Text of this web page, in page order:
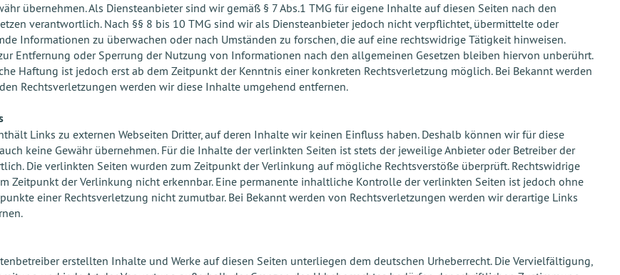
übernehmen. Als Diensteanbieter sind wir gemäß § 7 Abs.1 TMG für eigene Inhalte auf diesen Seiten nach den
verantwortlich. Nach §§ 8 bis 10 TMG sind wir als Diensteanbieter jedoch nicht verpflichtet, übermittelte oder
Informationen zu überwachen oder nach Umständen zu forschen, die auf eine rechtswidrige Tätigkeit hinweisen.
Entfernung oder Sperrung der Nutzung von Informationen nach den allgemeinen Gesetzen bleiben hiervon unberührt.
Haftung ist jedoch erst ab dem Zeitpunkt der Kenntnis einer konkreten Rechtsverletzung möglich. Bei Bekannt werden
Rechtsverletzungen werden wir diese Inhalte umgehend entfernen.
Links zu externen Webseiten Dritter, auf deren Inhalte wir keinen Einfluss haben. Deshalb können wir für diese
keine Gewähr übernehmen. Für die Inhalte der verlinkten Seiten ist stets der jeweilige Anbieter oder Betreiber der
Die verlinkten Seiten wurden zum Zeitpunkt der Verlinkung auf mögliche Rechtsverstöße überprüft. Rechtswidrige
Zeitpunkt der Verlinkung nicht erkennbar. Eine permanente inhaltliche Kontrolle der verlinkten Seiten ist jedoch ohne
einer Rechtsverletzung nicht zumutbar. Bei Bekannt werden von Rechtsverletzungen werden wir derartige Links
erstellten Inhalte und Werke auf diesen Seiten unterliegen dem deutschen Urheberrecht. Die Vervielfältigung,